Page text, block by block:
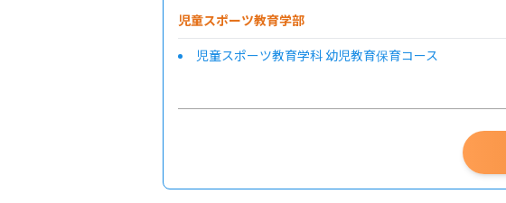
児童スポーツ教育学部
児童スポーツ教育学科 幼児教育保育コース